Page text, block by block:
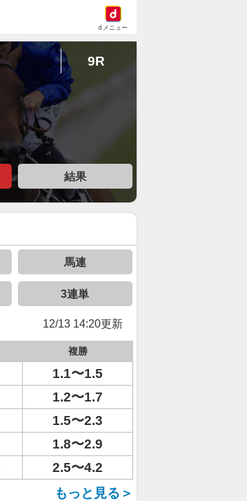
dメニュー
9R
結果
馬連
3連単
12/13 14:20更新
複勝
1.1〜1.5
1.2〜1.7
1.5〜2.3
1.8〜2.9
2.5〜4.2
もっと見る＞